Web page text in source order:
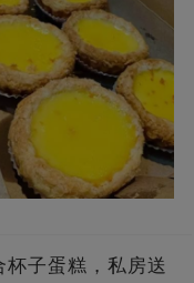
子蛋糕，私房送